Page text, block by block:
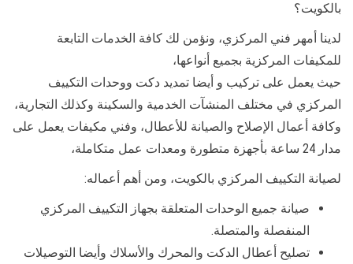
بالكويت؟
لدينا أمهر فني المركزي، ونؤمن لك كافة الخدمات التابعة
للمكيفات المركزية بجميع أنواعها،
حيث يعمل على تركيب و أيضا تمديد دكت ووحدات التكييف
المركزي في مختلف المنشآت الخدمية والسكينة وكذلك التجارية،
وكافة أعمال الإصلاح والصيانة للأعطال، وفني مكيفات يعمل على
مدار 24 ساعة بأجهزة متطورة ومعدات عمل متكاملة،
لصيانة التكييف المركزي بالكويت، ومن أهم أعماله:
صيانة جميع الوحدات المتعلقة بجهاز التكييف المركزي
المنفصلة والمتصلة.
تصليح أعطال الدكت والمحرك والأسلاك وأيضا التوصيلات